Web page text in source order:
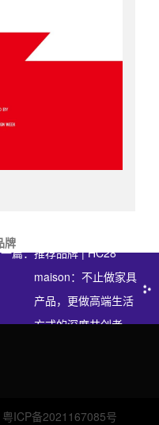
牌
篇：推荐品牌 | HC28
maison：不止做家具
产品，更做高端生活
方式的深度共创者 ​
粤ICP备2021167085号